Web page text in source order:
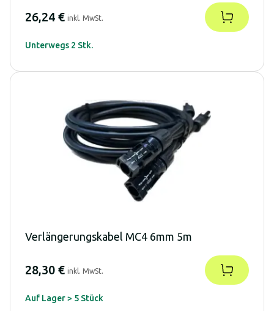
26,24 € inkl. MwSt.
Unterwegs 2 Stk.
Verlängerungskabel MC4 6mm 5m
28,30 € inkl. MwSt.
Auf Lager > 5 Stück